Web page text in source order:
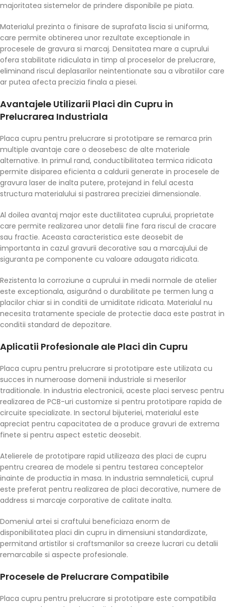
majoritatea sistemelor de prindere disponibile pe piata.
Materialul prezinta o finisare de suprafata liscia si uniforma,
care permite obtinerea unor rezultate exceptionale in
procesele de gravura si marcaj. Densitatea mare a cuprului
ofera stabilitate ridiculata in timp al proceselor de prelucrare,
eliminand riscul deplasarilor neintentionate sau a vibratiilor care
ar putea afecta precizia finala a piesei.
Avantajele Utilizarii Placi din Cupru in
Prelucrarea Industriala
Placa cupru pentru prelucrare si prototipare se remarca prin
multiple avantaje care o deosebesc de alte materiale
alternative. In primul rand, conductibilitatea termica ridicata
permite disiparea eficienta a caldurii generate in procesele de
gravura laser de inalta putere, protejand in felul acesta
structura materialului si pastrarea preciziei dimensionale.
Al doilea avantaj major este ductilitatea cuprului, proprietate
care permite realizarea unor detalii fine fara riscul de cracare
sau fractie. Aceasta caracteristica este deosebit de
importanta in cazul gravurii decorative sau a marcajului de
siguranta pe componente cu valoare adaugata ridicata.
Rezistenta la corroziune a cuprului in medii normale de atelier
este exceptionala, asigurând o durabilitate pe termen lung a
placilor chiar si in conditii de umiditate ridicata. Materialul nu
necesita tratamente speciale de protectie daca este pastrat in
conditii standard de depozitare.
Aplicatii Profesionale ale Placi din Cupru
Placa cupru pentru prelucrare si prototipare este utilizata cu
succes in numeroase domenii industriale si meserilor
traditionale. In industria electronicii, aceste placi servesc pentru
realizarea de PCB-uri customize si pentru prototipare rapida de
circuite specializate. In sectorul bijuteriei, materialul este
apreciat pentru capacitatea de a produce gravuri de extrema
finete si pentru aspect estetic deosebit.
Atelierele de prototipare rapid utilizeaza des placi de cupru
pentru crearea de modele si pentru testarea conceptelor
inainte de productia in masa. In industria semnaleticii, cuprul
este preferat pentru realizarea de placi decorative, numere de
address si marcaje corporative de calitate inalta.
Domeniul artei si craftului beneficiaza enorm de
disponibilitatea placi din cupru in dimensiuni standardizate,
permitand artistilor si craftsmanilor sa creeze lucrari cu detalii
remarcabile si aspecte profesionale.
Procesele de Prelucrare Compatibile
Placa cupru pentru prelucrare si prototipare este compatibila